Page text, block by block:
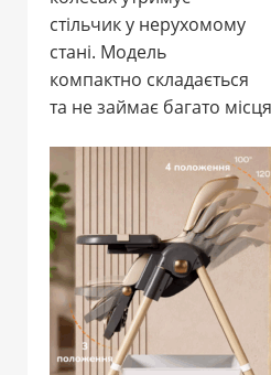
стільчик у нерухомому
стані. Модель
компактно складається
та не займає багато